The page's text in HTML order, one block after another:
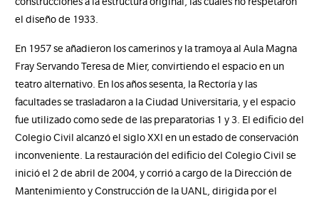
el diseño de 1933.
En 1957 se añadieron los camerinos y la tramoya al Aula Magna
Fray Servando Teresa de Mier, convirtiendo el espacio en un
teatro alternativo. En los años sesenta, la Rectoría y las
facultades se trasladaron a la Ciudad Universitaria, y el espacio
fue utilizado como sede de las preparatorias 1 y 3. El edificio del
Colegio Civil alcanzó el siglo XXI en un estado de conservación
inconveniente. La restauración del edificio del Colegio Civil se
inició el 2 de abril de 2004, y corrió a cargo de la Dirección de
Mantenimiento y Construcción de la UANL, dirigida por el